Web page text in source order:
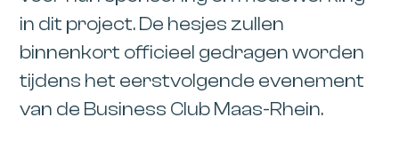
in dit project. De hesjes zullen
binnenkort officieel gedragen worden
tijdens het eerstvolgende evenement
van de Business Club Maas-Rhein.